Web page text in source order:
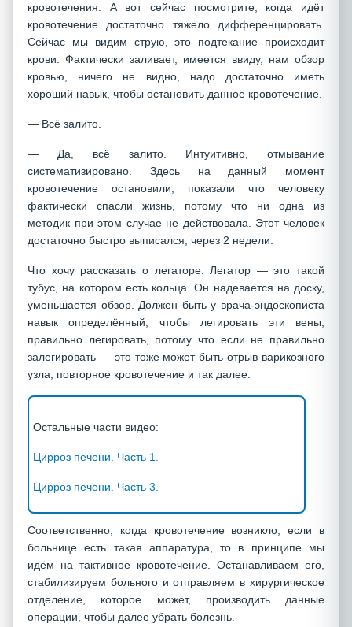
кровотечения. А вот сейчас посмотрите, когда идёт
кровотечение достаточно тяжело дифференцировать.
Сейчас мы видим струю, это подтекание происходит
крови. Фактически заливает, имеется ввиду, нам обзор
кровью, ничего не видно, надо достаточно иметь
хороший навык, чтобы остановить данное кровотечение.
— Всё залито.
— Да, всё залито. Интуитивно, отмывание
систематизировано. Здесь на данный момент
кровотечение остановили, показали что человеку
фактически спасли жизнь, потому что ни одна из
методик при этом случае не действовала. Этот человек
достаточно быстро выписался, через 2 недели.
Что хочу рассказать о легаторе. Легатор — это такой
тубус, на котором есть кольца. Он надевается на доску,
уменьшается обзор. Должен быть у врача-эндоскописта
навык определённый, чтобы легировать эти вены,
правильно легировать, потому что если не правильно
залегировать — это тоже может быть отрыв варикозного
узла, повторное кровотечение и так далее.
Остальные части видео:
Цирроз печени. Часть 1.
Цирроз печени. Часть 3.
Соответственно, когда кровотечение возникло, если в
больнице есть такая аппаратура, то в принципе мы
идём на тактивное кровотечение. Останавливаем его,
стабилизируем больного и отправляем в хирургическое
отделение, которое может, производить данные
операции, чтобы далее убрать болезнь.